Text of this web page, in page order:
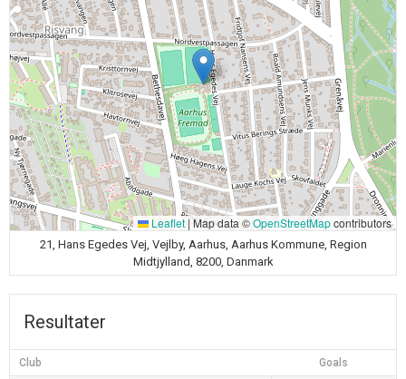
Leaflet |Map data ©OpenStreetMapcontributors
21, Hans Egedes Vej, Vejlby, Aarhus, Aarhus Kommune, Region
Midtjylland, 8200, Danmark
Resultater
Club Goals